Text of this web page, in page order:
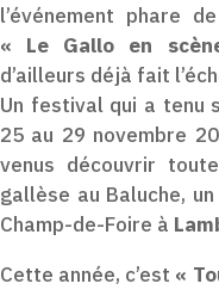
l’événement phare
« Le Gallo en
d’ailleurs déjà fait
Un festival qui a tenu
25 au 29 novembre
venus découvrir
gallèse au Baluche,
Champ-de-Foire à
Cette année, c’est «